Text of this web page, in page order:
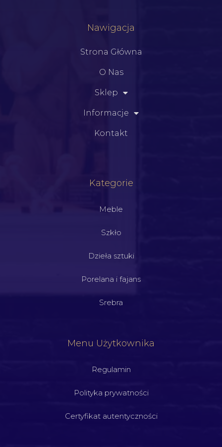
Nawigacja
Strona Główna
O Nas
Sklep
Informacje
Kontakt
Kategorie
Meble
Szkło
Dzieła sztuki
Porelana i fajans
Srebra
Menu Użytkownika
Regulamin
Polityka prywatności
Certyfikat autentyczności